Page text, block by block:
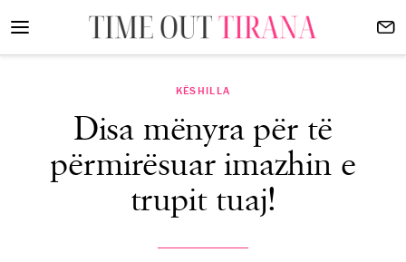
KËSHILLA
Disa mënyra për të
përmirësuar imazhin e
trupit tuaj!